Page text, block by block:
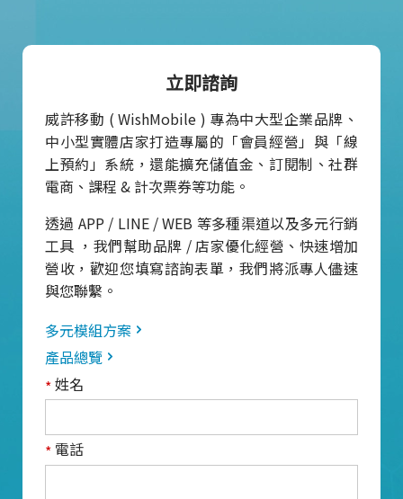
立即諮詢
威許移動 ( WishMobile ) 專為中大型企業品牌、
中小型實體店家打造專屬的「會員經營」與「線
上預約」系統，還能擴充儲值金、訂閱制、社群
電商、課程 & 計次票券等功能。
透過 APP / LINE / WEB 等多種渠道以及多元行銷
工具 ，我們幫助品牌 / 店家優化經營、快速增加
營收，歡迎您填寫諮詢表單，我們將派專人儘速
與您聯繫。
多元模組方案
產品總覽
*姓名
* 電話